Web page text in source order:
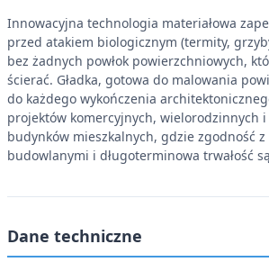
Innowacyjna technologia materiałowa
przed atakiem biologicznym (termity,
bez żadnych powłok powierzchniowych,
ścierać. Gładka, gotowa do malowania
do każdego wykończenia
projektów komercyjnych, wielorodzinnych
budynków mieszkalnych, gdzie zgodność
budowlanymi i długoterminowa trwałość
Dane techniczne